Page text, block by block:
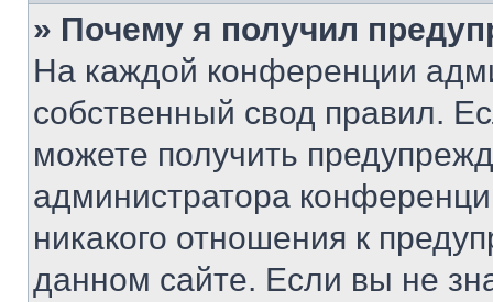
» Почему я получил
На каждой конференции
собственный свод правил.
можете получить
администратора
никакого отношения к
данном сайте. Если вы не